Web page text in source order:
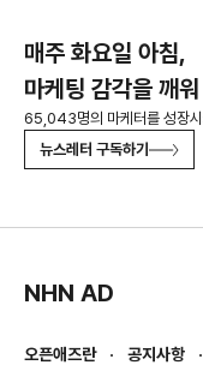
매주 화요일 아침,
마케팅 감각을 깨
65,043명의 마케터를 성장시
뉴스레터 구독하기
NHN AD
오픈애즈란 공지사항